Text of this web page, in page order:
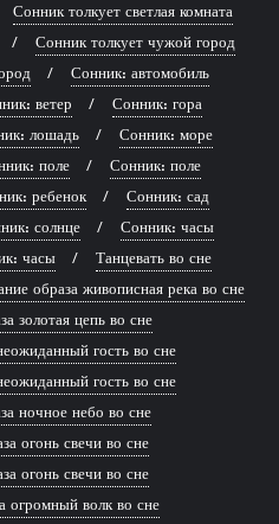
Сонник толкует светлая комната
Сонник толкует чужой город
Сонник: автомобиль
ветер
Сонник: гора
лошадь
Сонник: море
поле
Сонник: поле
ребенок
Сонник: сад
солнце
Сонник: часы
часы
Танцевать во сне
образа живописная река во сне
золотая цепь во сне
гость во сне
гость во сне
ночное небо во сне
огонь свечи во сне
огонь свечи во сне
огромный волк во сне